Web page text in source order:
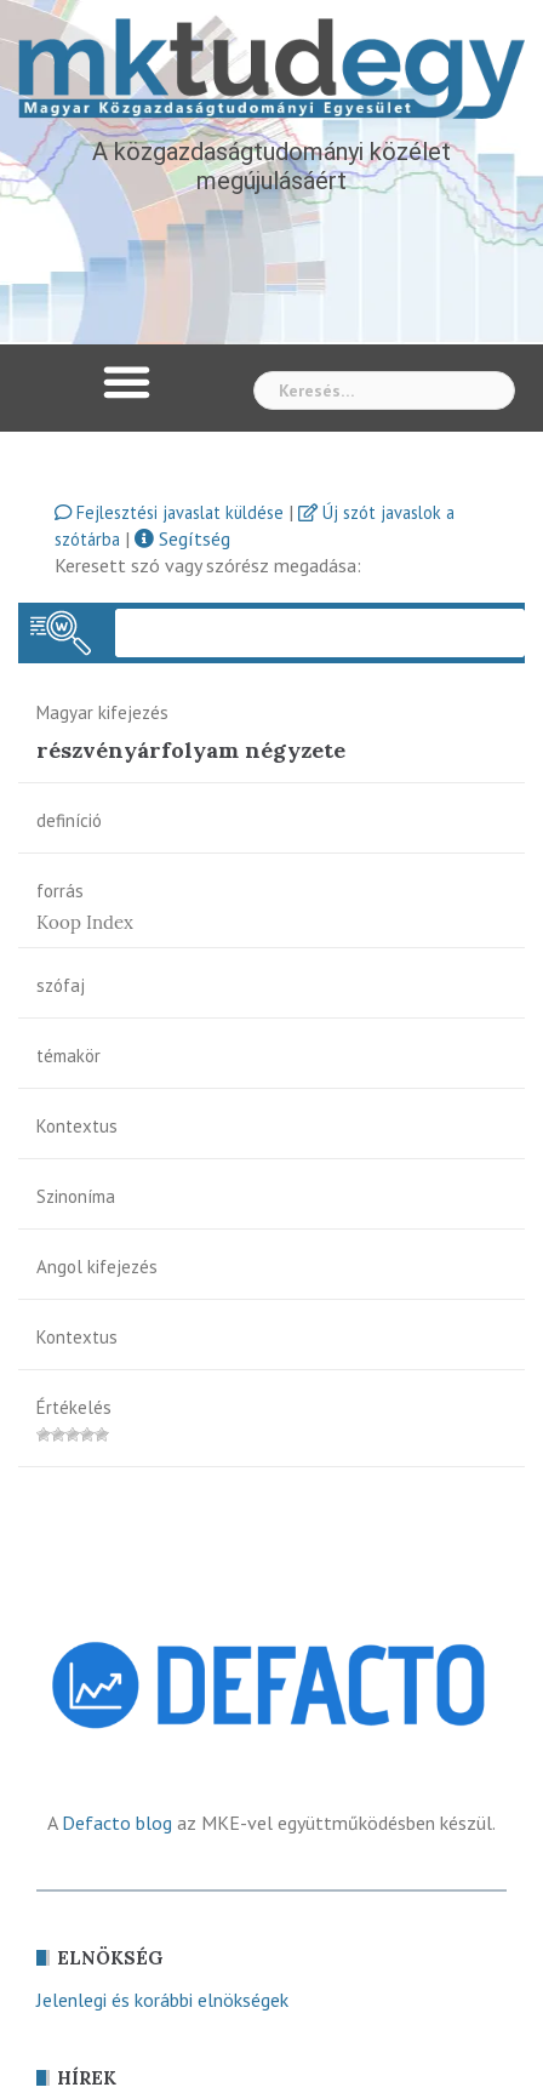
A közgazdaságtudományi közélet
megújulásáért
Fejlesztési javaslat küldése |
Új szót javaslok a
szótárba |
Segítség
Keresett szó vagy szórész megadása:
Magyar kifejezés
részvényárfolyam négyzete
definíció
forrás
Koop Index
szófaj
témakör
Kontextus
Szinoníma
Angol kifejezés
Kontextus
Értékelés
A Defacto blog az MKE-vel együttműködésben készül.
ELNÖKSÉG
Jelenlegi és korábbi elnökségek
HÍREK